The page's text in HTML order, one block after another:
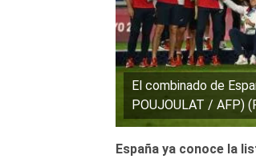
El combinado de
POUJOULAT / AFP)
España ya conoce la